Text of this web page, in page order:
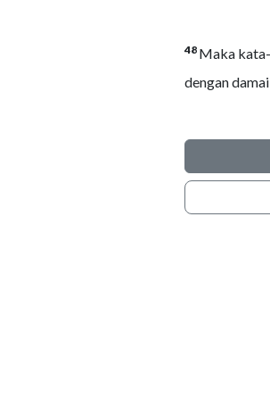
48 Maka
dengan